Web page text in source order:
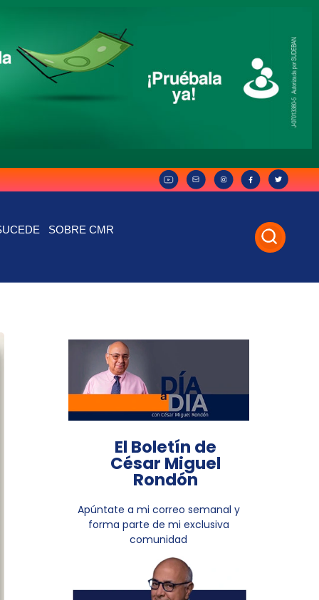
SOBRE CMR
El Boletín de
César Miguel
Rondón
Apúntate a mi correo semanal y
forma parte de mi exclusiva
comunidad